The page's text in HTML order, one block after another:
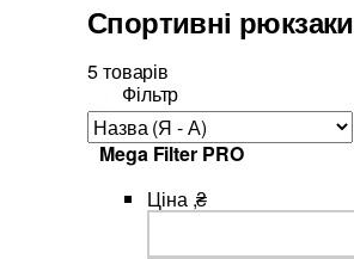
Спортивні рюкзаки
5 товарів
Фільтр
Mega Filter PRO
Ціна ,₴